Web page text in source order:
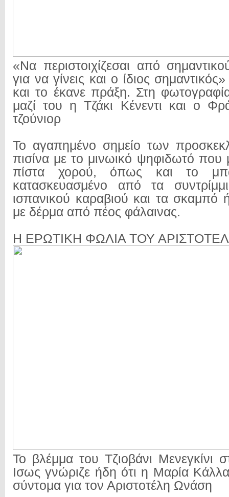
«Να περιστοιχίζεσαι από
για να γίνεις και ο ίδιος
και το έκανε πράξη. Στη
μαζί του η Τζάκι Κένεντι και ο
τζούνιορ
Το αγαπημένο σημείο των
πισίνα με το μινωικό ψηφιδωτό που
πίστα χορού, όπως και το
κατασκευασμένο από τα
ισπανικού καραβιού και τα σκαμπό
με δέρμα από πέος φάλαινας.
Η ΕΡΩΤΙΚΗ ΦΩΛΙΑ ΤΟΥ
Το βλέμμα του Τζιοβάνι Μενεγκίνι
Ισως γνώριζε ήδη ότι η Μαρία
σύντομα για τον Αριστοτέλη Ωνάση